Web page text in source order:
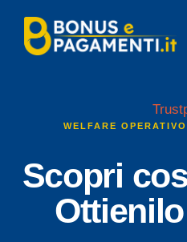
contenuto
WELFARE
Scopri